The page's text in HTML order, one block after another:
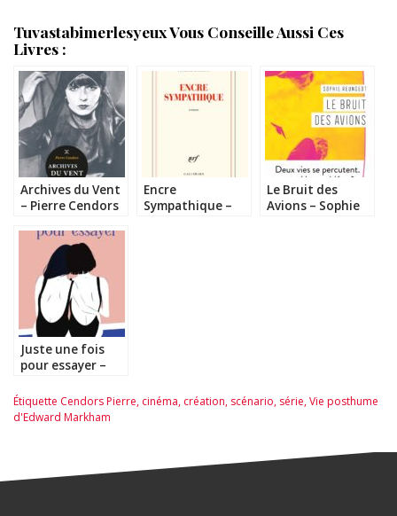
Tuvastabimerlesyeux Vous Conseille Aussi Ces
Livres :
Archives du Vent
– Pierre Cendors
Encre
Sympathique –
Le Bruit des
Avions – Sophie
Juste une fois
pour essayer –
Étiquette Cendors Pierre, cinéma, création, scénario, série,Vie posthume
d'Edward Markham